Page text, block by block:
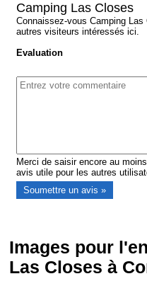
Camping Las Closes
Connaissez-vous Camping
autres visiteurs intéressés ici.
Evaluation
Merci de saisir encore au
avis utile pour les autres
Images pour
Las Closes à